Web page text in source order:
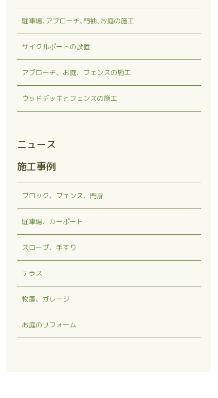
駐車場､アプローチ､門袖､お庭の施工
サイクルポートの設置
アプローチ、お庭、フェンスの施工
ウッドデッキとフェンスの施工
ニュース
施工事例
ブロック、フェンス、門扉
駐車場、カーポート
スロープ、手すり
テラス
物置、ガレージ
お庭のリフォーム